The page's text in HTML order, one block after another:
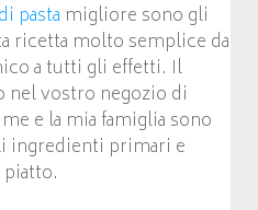
pasta migliore sono gli
ricetta molto semplice da
a tutti gli effetti. Il
nel vostro negozio di
e la mia famiglia sono
ingredienti primari e